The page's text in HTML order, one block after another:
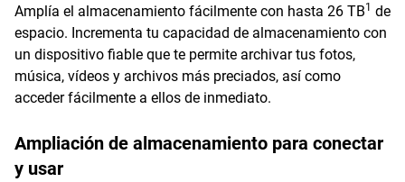
Amplía el almacenamiento fácilmente con hasta 26 TB1 de
espacio. Incrementa tu capacidad de almacenamiento con
un dispositivo fiable que te permite archivar tus fotos,
música, vídeos y archivos más preciados, así como
acceder fácilmente a ellos de inmediato.
Ampliación de almacenamiento para conectar
y usar